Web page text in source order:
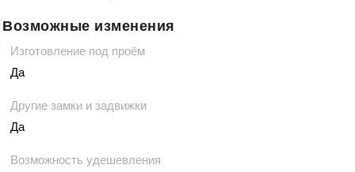
Возможные изменения
Изготовление под проём
Да
Другие замки и задвижки
Да
Возможность удешевления